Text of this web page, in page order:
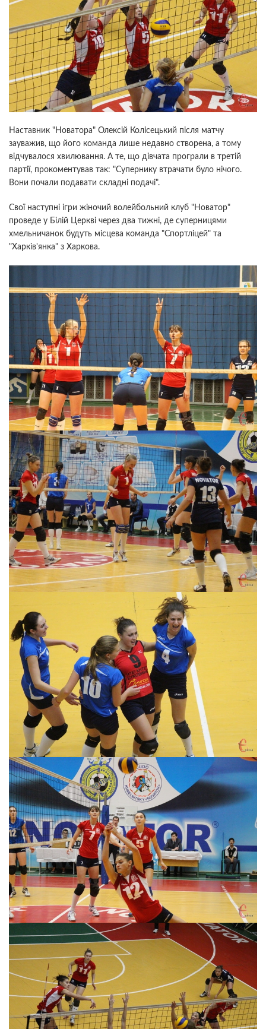
Наставник "Новатора" Олексій Колісецький після матчу
зауважив, що його команда лише недавно створена, а тому
відчувалося хвилювання. А те, що дівчата програли в третій
партії, прокоментував так: "Супернику втрачати було нічого.
Вони почали подавати складні подачі".
Свої наступні ігри жіночий волейбольний клуб "Новатор"
проведе у Білій Церкві через два тижні, де суперницями
хмельничанок будуть місцева команда "Спортліцей" та
"Харків'янка" з Харкова.